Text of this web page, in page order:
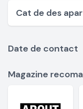
Cat de des
Date de contact
Magazine